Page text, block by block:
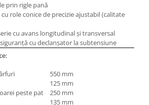
DK11
DK12
din fontă
otel
fontă
otel
strungarie
prin rigle pană
role conice de precizie ajustabil (calitate
cu avans longitudinal şi transversal
cu declanşator la subtensiune
550 mm
125 mm
peste pat
250 mm
135 mm